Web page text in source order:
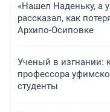
«Нашел Наденьку, а
рассказал, как
Архипо-Осиповке
Ученый в изгнании:
профессора
студенты